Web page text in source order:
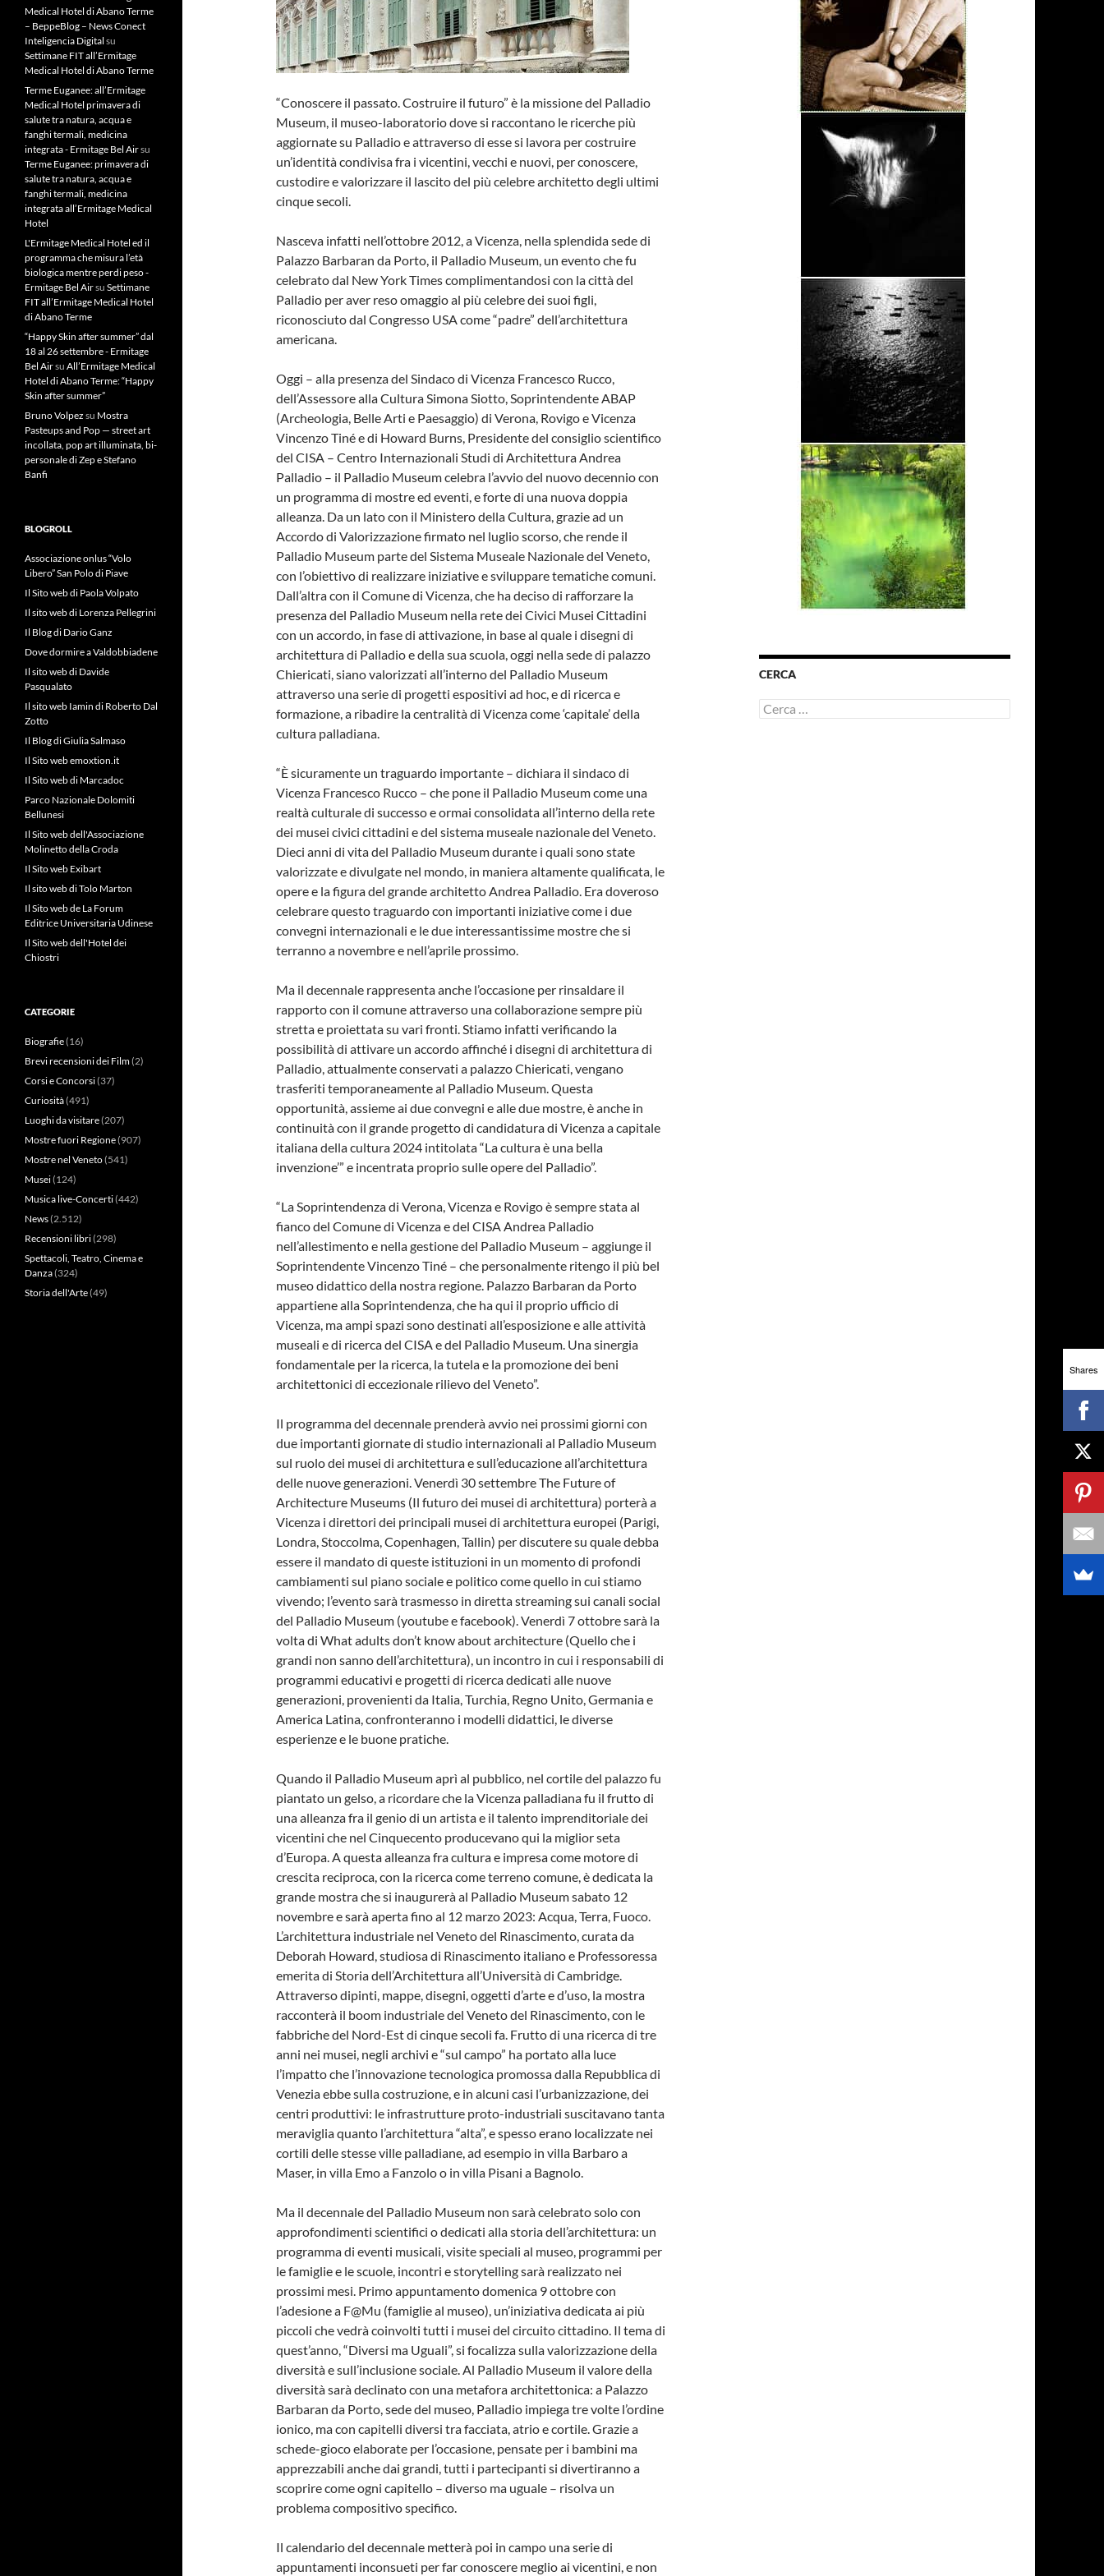
“Conoscere il passato. Costruire il futuro” è la missione del Palladio
Museum, il museo-laboratorio dove si raccontano le ricerche più
aggiornate su Palladio e attraverso di esse si lavora per costruire
un’identità condivisa fra i vicentini, vecchi e nuovi, per conoscere,
custodire e valorizzare il lascito del più celebre architetto degli ultimi
cinque secoli.
Nasceva infatti nell’ottobre 2012, a Vicenza, nella splendida sede di
Palazzo Barbaran da Porto, il Palladio Museum, un evento che fu
celebrato dal New York Times complimentandosi con la città del
Palladio per aver reso omaggio al più celebre dei suoi figli,
riconosciuto dal Congresso USA come “padre” dell’architettura
americana.
Oggi – alla presenza del Sindaco di Vicenza Francesco Rucco,
dell’Assessore alla Cultura Simona Siotto, Soprintendente ABAP
(Archeologia, Belle Arti e Paesaggio) di Verona, Rovigo e Vicenza
Vincenzo Tiné e di Howard Burns, Presidente del consiglio scientifico
del CISA – Centro Internazionali Studi di Architettura Andrea
Palladio – il Palladio Museum celebra l’avvio del nuovo decennio con
un programma di mostre ed eventi, e forte di una nuova doppia
alleanza. Da un lato con il Ministero della Cultura, grazie ad un
Accordo di Valorizzazione firmato nel luglio scorso, che rende il
Palladio Museum parte del Sistema Museale Nazionale del Veneto,
con l’obiettivo di realizzare iniziative e sviluppare tematiche comuni.
Dall’altra con il Comune di Vicenza, che ha deciso di rafforzare la
presenza del Palladio Museum nella rete dei Civici Musei Cittadini
con un accordo, in fase di attivazione, in base al quale i disegni di
architettura di Palladio e della sua scuola, oggi nella sede di palazzo
Chiericati, siano valorizzati all’interno del Palladio Museum
attraverso una serie di progetti espositivi ad hoc, e di ricerca e
formazione, a ribadire la centralità di Vicenza come ‘capitale’ della
cultura palladiana.
“È sicuramente un traguardo importante – dichiara il sindaco di
Vicenza Francesco Rucco – che pone il Palladio Museum come una
realtà culturale di successo e ormai consolidata all’interno della rete
dei musei civici cittadini e del sistema museale nazionale del Veneto.
Dieci anni di vita del Palladio Museum durante i quali sono state
valorizzate e divulgate nel mondo, in maniera altamente qualificata, le
opere e la figura del grande architetto Andrea Palladio. Era doveroso
celebrare questo traguardo con importanti iniziative come i due
convegni internazionali e le due interessantissime mostre che si
terranno a novembre e nell’aprile prossimo.
Ma il decennale rappresenta anche l’occasione per rinsaldare il
rapporto con il comune attraverso una collaborazione sempre più
stretta e proiettata su vari fronti. Stiamo infatti verificando la
possibilità di attivare un accordo affinché i disegni di architettura di
Palladio, attualmente conservati a palazzo Chiericati, vengano
trasferiti temporaneamente al Palladio Museum. Questa
opportunità, assieme ai due convegni e alle due mostre, è anche in
continuità con il grande progetto di candidatura di Vicenza a capitale
italiana della cultura 2024 intitolata “La cultura è una bella
invenzione’” e incentrata proprio sulle opere del Palladio”.
“La Soprintendenza di Verona, Vicenza e Rovigo è sempre stata al
fianco del Comune di Vicenza e del CISA Andrea Palladio
nell’allestimento e nella gestione del Palladio Museum – aggiunge il
Soprintendente Vincenzo Tiné – che personalmente ritengo il più bel
museo didattico della nostra regione. Palazzo Barbaran da Porto
appartiene alla Soprintendenza, che ha qui il proprio ufficio di
Vicenza, ma ampi spazi sono destinati all’esposizione e alle attività
museali e di ricerca del CISA e del Palladio Museum. Una sinergia
fondamentale per la ricerca, la tutela e la promozione dei beni
architettonici di eccezionale rilievo del Veneto”.
Il programma del decennale prenderà avvio nei prossimi giorni con
due importanti giornate di studio internazionali al Palladio Museum
sul ruolo dei musei di architettura e sull’educazione all’architettura
delle nuove generazioni. Venerdì 30 settembre The Future of
Architecture Museums (Il futuro dei musei di architettura) porterà a
Vicenza i direttori dei principali musei di architettura europei (Parigi,
Londra, Stoccolma, Copenhagen, Tallin) per discutere su quale debba
essere il mandato di queste istituzioni in un momento di profondi
cambiamenti sul piano sociale e politico come quello in cui stiamo
vivendo; l’evento sarà trasmesso in diretta streaming sui canali social
del Palladio Museum (youtube e facebook). Venerdì 7 ottobre sarà la
volta di What adults don’t know about architecture (Quello che i
grandi non sanno dell’architettura), un incontro in cui i responsabili di
programmi educativi e progetti di ricerca dedicati alle nuove
generazioni, provenienti da Italia, Turchia, Regno Unito, Germania e
America Latina, confronteranno i modelli didattici, le diverse
esperienze e le buone pratiche.
Quando il Palladio Museum aprì al pubblico, nel cortile del palazzo fu
piantato un gelso, a ricordare che la Vicenza palladiana fu il frutto di
una alleanza fra il genio di un artista e il talento imprenditoriale dei
vicentini che nel Cinquecento producevano qui la miglior seta
d’Europa. A questa alleanza fra cultura e impresa come motore di
crescita reciproca, con la ricerca come terreno comune, è dedicata la
grande mostra che si inaugurerà al Palladio Museum sabato 12
novembre e sarà aperta fino al 12 marzo 2023: Acqua, Terra, Fuoco.
L’architettura industriale nel Veneto del Rinascimento, curata da
Deborah Howard, studiosa di Rinascimento italiano e Professoressa
emerita di Storia dell’Architettura all’Università di Cambridge.
Attraverso dipinti, mappe, disegni, oggetti d’arte e d’uso, la mostra
racconterà il boom industriale del Veneto del Rinascimento, con le
fabbriche del Nord-Est di cinque secoli fa. Frutto di una ricerca di tre
anni nei musei, negli archivi e “sul campo” ha portato alla luce
l’impatto che l’innovazione tecnologica promossa dalla Repubblica di
Venezia ebbe sulla costruzione, e in alcuni casi l’urbanizzazione, dei
centri produttivi: le infrastrutture proto-industriali suscitavano tanta
meraviglia quanto l’architettura “alta”, e spesso erano localizzate nei
cortili delle stesse ville palladiane, ad esempio in villa Barbaro a
Maser, in villa Emo a Fanzolo o in villa Pisani a Bagnolo.
Ma il decennale del Palladio Museum non sarà celebrato solo con
approfondimenti scientifici o dedicati alla storia dell’architettura: un
programma di eventi musicali, visite speciali al museo, programmi per
le famiglie e le scuole, incontri e storytelling sarà realizzato nei
prossimi mesi. Primo appuntamento domenica 9 ottobre con
l’adesione a F@Mu (famiglie al museo), un’iniziativa dedicata ai più
piccoli che vedrà coinvolti tutti i musei del circuito cittadino. Il tema di
quest’anno, “Diversi ma Uguali”, si focalizza sulla valorizzazione della
diversità e sull’inclusione sociale. Al Palladio Museum il valore della
diversità sarà declinato con una metafora architettonica: a Palazzo
Barbaran da Porto, sede del museo, Palladio impiega tre volte l’ordine
ionico, ma con capitelli diversi tra facciata, atrio e cortile. Grazie a
schede-gioco elaborate per l’occasione, pensate per i bambini ma
apprezzabili anche dai grandi, tutti i partecipanti si divertiranno a
scoprire come ogni capitello – diverso ma uguale – risolva un
problema compositivo specifico.
Il calendario del decennale metterà poi in campo una serie di
appuntamenti inconsueti per far conoscere meglio ai vicentini, e non
CERCA
Ricerca
per:
Medical Hotel di Abano Terme
– BeppeBlog – News Conect
Inteligencia Digital su
Settimane FIT all’Ermitage
Medical Hotel di Abano Terme
Terme Euganee: all’Ermitage
Medical Hotel primavera di
salute tra natura, acqua e
fanghi termali, medicina
integrata - Ermitage Bel Airsu
Terme Euganee: primavera di
salute tra natura, acqua e
fanghi termali, medicina
integrata all’Ermitage Medical
Hotel
L'Ermitage Medical Hotel ed il
programma che misura l’età
biologica mentre perdi peso -
Ermitage Bel Airsu Settimane
FIT all’Ermitage Medical Hotel
di Abano Terme
“Happy Skin after summer” dal
18 al 26 settembre - Ermitage
Bel Airsu All’Ermitage Medical
Hotel di Abano Terme: “Happy
Skin after summer”
Bruno Volpez su Mostra
Pasteups and Pop — street art
incollata, pop art illuminata, bi-
personale di Zep e Stefano
Banfi
BLOGROLL
Associazione onlus “Volo
Libero” San Polo di Piave
Il Sito web di Paola Volpato
Il sito web di Lorenza Pellegrini
Il Blog di Dario Ganz
Dove dormire a Valdobbiadene
Il sito web di Davide
Pasqualato
Il sito web Iamin di Roberto Dal
Zotto
Il Blog di Giulia Salmaso
Il Sito web emoxtion.it
Il Sito web di Marcadoc
Parco Nazionale Dolomiti
Bellunesi
Il Sito web dell'Associazione
Molinetto della Croda
Il Sito web Exibart
Il sito web di Tolo Marton
Il Sito web de La Forum
Editrice Universitaria Udinese
Il Sito web dell'Hotel dei
Chiostri
CATEGORIE
Biografie(16)
Brevi recensioni dei Film(2)
Corsi e Concorsi(37)
Curiosità(491)
Luoghi da visitare(207)
Mostre fuori Regione(907)
Mostre nel Veneto(541)
Musei(124)
Musica live-Concerti(442)
News(2.512)
Recensioni libri(298)
Spettacoli, Teatro, Cinema e
Danza(324)
Storia dell'Arte(49)
Shares